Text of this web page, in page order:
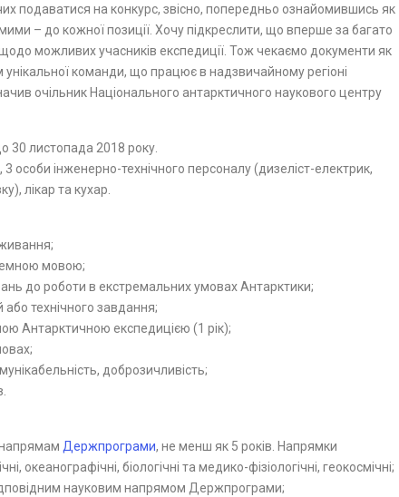
подаватися на конкурс, звісно, попередньо ознайомившись як
– до кожної позиції. Хочу підкреслити, що вперше за багато
можливих учасників експедиції. Тож чекаємо документи як
унікальної команди, що працює в надзвичайному регіоні
очільник Національного антарктичного наукового центру
30 листопада 2018 року.
3 особи інженерно-технічного персоналу (дизеліст-електрик,
лікар та кухар.
мовою;
до роботи в екстремальних умовах Антарктики;
технічного завдання;
Антарктичною експедицією (1 рік);
доброзичливість;
Держпрограми, не менш як 5 років. Напрямки
океанографічні, біологічні та медико-фізіологічні, геокосмічні;
науковим напрямом Держпрограми;